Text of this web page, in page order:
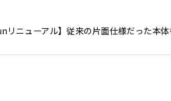
リニューアル】従来の片面仕様だった本